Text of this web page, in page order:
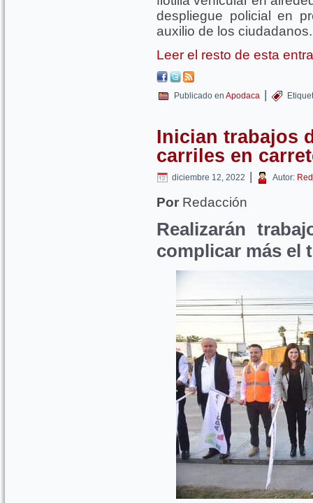
despliegue policial en
auxilio de los ciudadanos.
Leer el resto de esta
Publicado en Apodaca |
Inician trabajos
carriles en
diciembre 12, 2022 | Autor:
Por Redacción
Realizarán
complicar más el